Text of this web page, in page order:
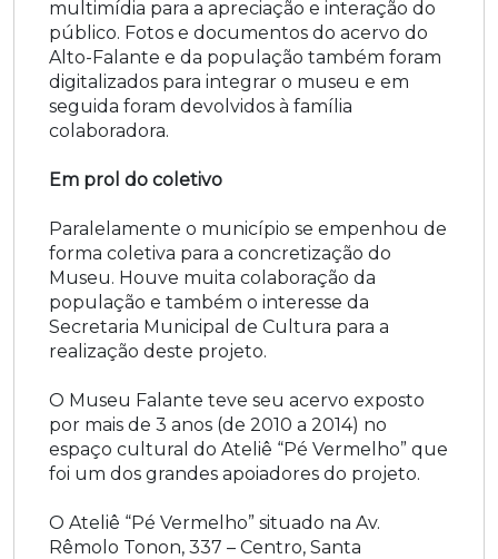
multimídia para a apreciação e interação do
público. Fotos e documentos do acervo do
Alto-Falante e da população também foram
digitalizados para integrar o museu e em
seguida foram devolvidos à família
colaboradora.
Em prol do coletivo
Paralelamente o município se empenhou de
forma coletiva para a concretização do
Museu. Houve muita colaboração da
população e também o interesse da
Secretaria Municipal de Cultura para a
realização deste projeto.
O Museu Falante teve seu acervo exposto
por mais de 3 anos (de 2010 a 2014) no
espaço cultural do Ateliê “Pé Vermelho” que
foi um dos grandes apoiadores do projeto.
O Ateliê “Pé Vermelho” situado na Av.
Rêmolo Tonon, 337 – Centro, Santa